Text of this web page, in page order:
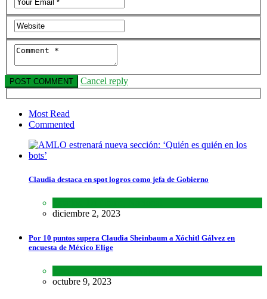
Cancel reply
Most Read
Commented
Claudia destaca en spot logros como jefa de Gobierno
diciembre 2, 2023
Por 10 puntos supera Claudia Sheinbaum a Xóchitl Gálvez en
encuesta de México Elige
octubre 9, 2023